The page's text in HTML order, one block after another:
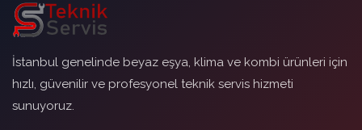
İstanbul genelinde beyaz eşya, klima ve kombi ürünleri için
hızlı, güvenilir ve profesyonel teknik servis hizmeti
sunuyoruz.